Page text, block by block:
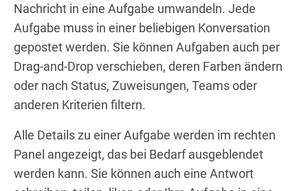
Nachricht in eine Aufgabe umwandeln. Jede
Aufgabe muss in einer beliebigen Konversation
gepostet werden. Sie können Aufgaben auch per
Drag-and-Drop verschieben, deren Farben ändern
oder nach Status, Zuweisungen, Teams oder
anderen Kriterien filtern.
Alle Details zu einer Aufgabe werden im rechten
Panel angezeigt, das bei Bedarf ausgeblendet
werden kann. Sie können auch eine Antwort